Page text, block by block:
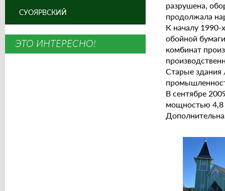
разрушена,
продолжала
К началу 1990-
обойной
комбинат
Старые здания
В сентябре
мощностью 4,8
СУОЯРВСКИЙ
ЭТО ИНТЕРЕСНО!